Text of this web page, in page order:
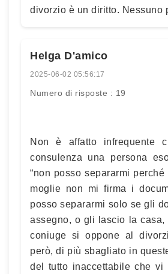
divorzio è un diritto. Nessuno
Helga D'amico
2025-06-02 05:56:17
Numero di risposte : 19
Non è affatto infrequente
consulenza una persona
“non posso separarmi
moglie non mi firma i
posso separarmi solo se gli
assegno, o gli lascio la
coniuge si oppone al
però, di più sbagliato in
del tutto inaccettabile che vi